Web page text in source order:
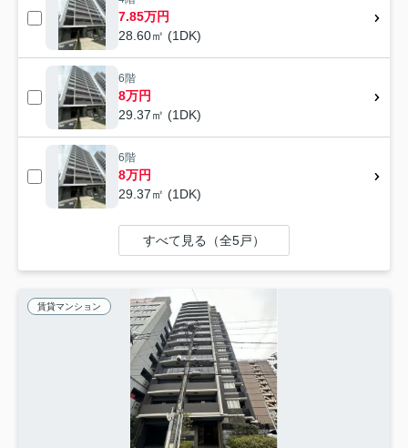
7.85万円
28.60㎡ (1DK)
6階
8万円
29.37㎡ (1DK)
6階
8万円
29.37㎡ (1DK)
すべて見る（全5戸）
賃貸マンション